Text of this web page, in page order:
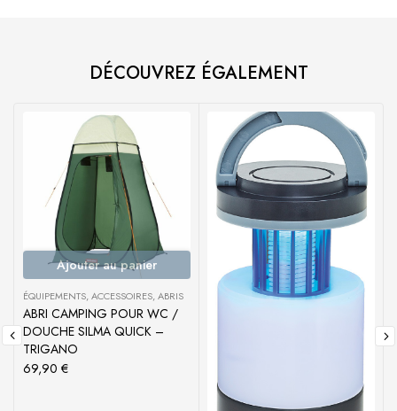
DÉCOUVREZ ÉGALEMENT
Ajouter au panier
ÉQUIPEMENTS,ACCESSOIRES,ABRIS
ABRI CAMPING POUR WC /
DOUCHE SILMA QUICK –
TRIGANO
69,90 €